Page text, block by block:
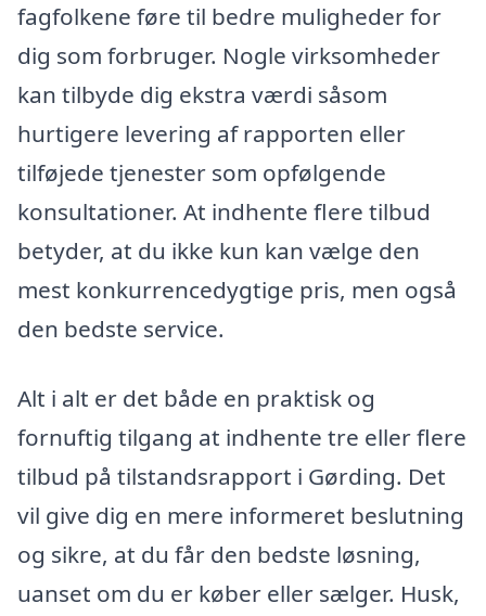
fagfolkene føre til bedre muligheder for
dig som forbruger. Nogle virksomheder
kan tilbyde dig ekstra værdi såsom
hurtigere levering af rapporten eller
tilføjede tjenester som opfølgende
konsultationer. At indhente flere tilbud
betyder, at du ikke kun kan vælge den
mest konkurrencedygtige pris, men også
den bedste service.
Alt i alt er det både en praktisk og
fornuftig tilgang at indhente tre eller flere
tilbud på tilstandsrapport i Gørding. Det
vil give dig en mere informeret beslutning
og sikre, at du får den bedste løsning,
uanset om du er køber eller sælger. Husk,